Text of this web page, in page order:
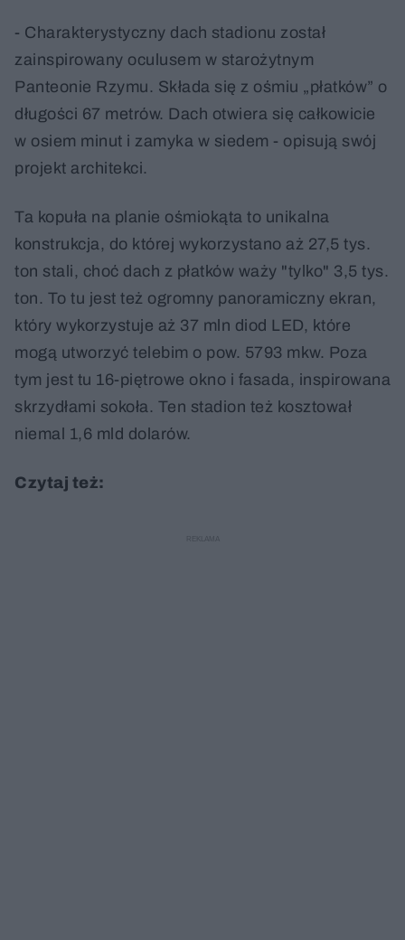
- Charakterystyczny dach stadionu został
zainspirowany oculusem w starożytnym
Panteonie Rzymu. Składa się z ośmiu „płatków” o
długości 67 metrów. Dach otwiera się całkowicie
w osiem minut i zamyka w siedem - opisują swój
projekt architekci.
Ta kopuła na planie ośmiokąta to unikalna
konstrukcja, do której wykorzystano aż 27,5 tys.
ton stali, choć dach z płatków waży "tylko" 3,5 tys.
ton. To tu jest też ogromny panoramiczny ekran,
który wykorzystuje aż 37 mln diod LED, które
mogą utworzyć telebim o pow. 5793 mkw. Poza
tym jest tu 16-piętrowe okno i fasada, inspirowana
skrzydłami sokoła. Ten stadion też kosztował
niemal 1,6 mld dolarów.
Czytaj też: